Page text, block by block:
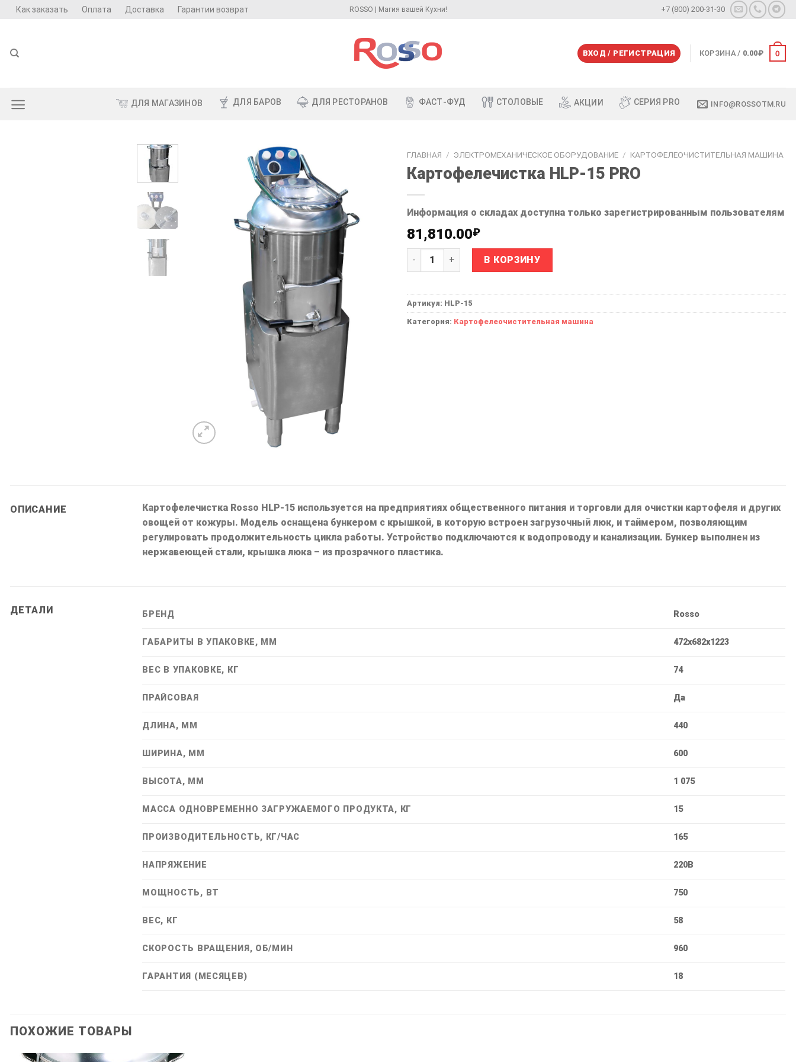
SkipКак заказать Оплата Доставка Гарантии возврат ROSSO | Магия вашей Кухни! +7 (800) 200-31-30
ВХОД / РЕГИСТРАЦИЯ КОРЗИНА / 0.00₽ 0
ДЛЯ МАГАЗИНОВ ДЛЯ БАРОВ ДЛЯ РЕСТОРАНОВ ФАСТ-ФУД СТОЛОВЫЕ АКЦИИ СЕРИЯ PRO INFO@ROSSOTM.RU
ГЛАВНАЯ / ЭЛЕКТРОМЕХАНИЧЕСКОЕ ОБОРУДОВАНИЕ / КАРТОФЕЛЕОЧИСТИТЕЛЬНАЯ МАШИНА
Картофелечистка HLP-15 PRO
Информация о складах доступна только зарегистрированным пользователям
81,810.00₽
Количество товара Картофелечистка HLP-15 PRO
В КОРЗИНУ
Артикул: HLP-15
Категория: Картофелеочистительная машина
ОПИСАНИЕ
Картофелечистка Rosso HLP-15 используется на предприятиях общественного питания и торговли для очистки картофеля и других
овощей от кожуры. Модель оснащена бункером с крышкой, в которую встроен загрузочный люк, и таймером, позволяющим
регулировать продолжительность цикла работы. Устройство подключаются к водопроводу и канализации. Бункер выполнен из
нержавеющей стали, крышка люка – из прозрачного пластика.
ДЕТАЛИ БРЕНД Rosso
ГАБАРИТЫ В УПАКОВКЕ, ММ 472х682х1223
ВЕС В УПАКОВКЕ, КГ 74
ПРАЙСОВАЯ Дa
ДЛИНА, ММ 440
ШИРИНА, ММ 600
ВЫСОТА, ММ 1 075
МАССА ОДНОВРЕМЕННО ЗАГРУЖАЕМОГО ПРОДУКТА, КГ 15
ПРОИЗВОДИТЕЛЬНОСТЬ, КГ/ЧАС 165
НАПРЯЖЕНИЕ 220В
МОЩНОСТЬ, ВТ 750
ВЕС, КГ 58
СКОРОСТЬ ВРАЩЕНИЯ, ОБ/МИН 960
ГАРАНТИЯ (МЕСЯЦЕВ) 18
ПОХОЖИЕ ТОВАРЫ